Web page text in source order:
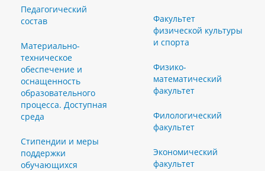
Педагогический
состав
Материально-
техническое
обеспечение и
оснащенность
образовательного
процесса. Доступная
среда
Стипендии и меры
поддержки
обучающихся
Факультет
физической культуры
и спорта
Физико-
математический
факультет
Филологический
факультет
Экономический
факультет